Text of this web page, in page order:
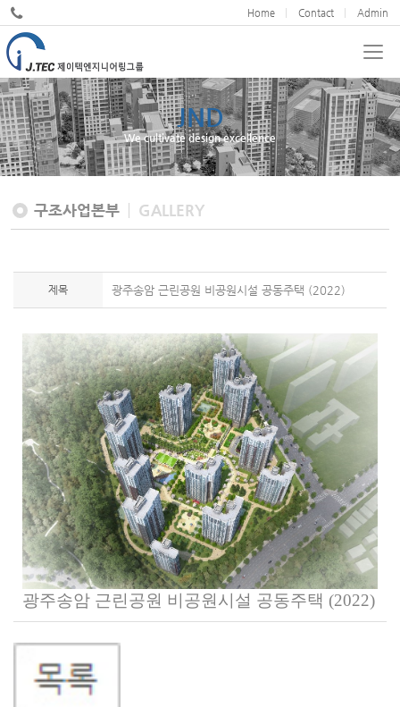
Home Contact Admin
JND
We cultivate design excellence
구조사업본부 GALLERY
제목 광주송암 근린공원 비공원시설 공동주택 (2022)
광주송암 근린공원 비공원시설 공동주택 (2022)